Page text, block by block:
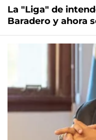
La "Liga" de
Baradero y ahora